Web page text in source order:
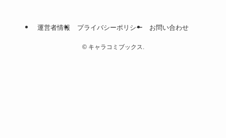
運営者情報 プライバシーポリシー お問い合わせ
©キャラコミブックス.